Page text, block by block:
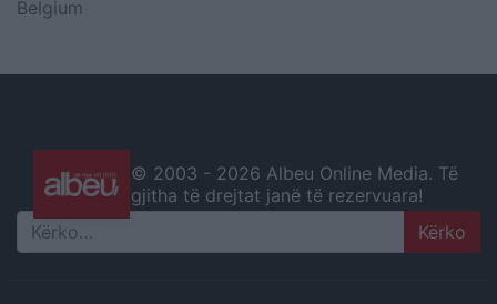
Belgium
© 2003 - 2026 Albeu Online Media. Të
gjitha të drejtat janë të rezervuara!
Search